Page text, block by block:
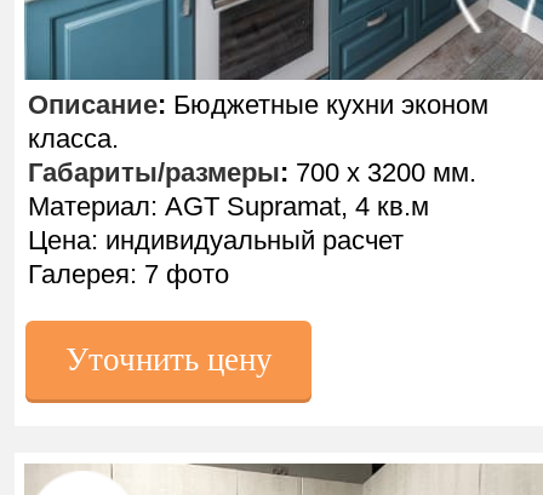
Описание: Бюджетные кухни эконом
класса.
Габариты/размеры: 700 х 3200 мм.
Материал: AGT Supramat, 4 кв.м
Цена: индивидуальный расчет
Галерея: 7 фото
Уточнить цену